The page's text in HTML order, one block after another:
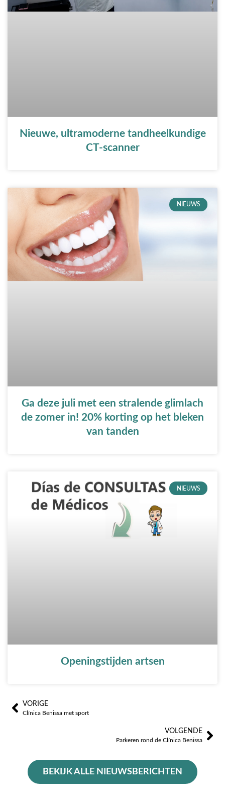
Nieuwe, ultramoderne tandheelkundige
CT-scanner
NIEUWS
Ga deze juli met een stralende glimlach
de zomer in! 20% korting op het bleken
van tanden
NIEUWS
Openingstijden artsen
Prev
VORIGE
Clínica Benissa met sport
VOLGENDE
Parkeren rond de Clínica Benissa
BEKIJK ALLE NIEUWSBERICHTEN